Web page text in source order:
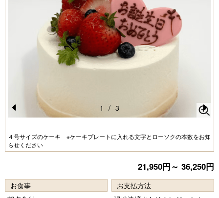
Pr
e
vi
u
s
４号サイズのケーキ ※ケーキプレートに入れる文字とローソクの本数をお知
らせください
e
xt
1 / 3
21,950円～ 36,250円
お食事
お支払方法